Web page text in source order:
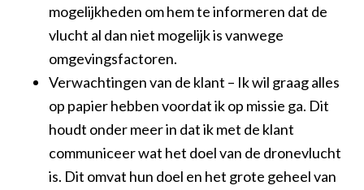
mogelijkheden om hem te informeren dat de
vlucht al dan niet mogelijk is vanwege
omgevingsfactoren.
Verwachtingen van de klant – Ik wil graag alles
op papier hebben voordat ik op missie ga. Dit
houdt onder meer in dat ik met de klant
communiceer wat het doel van de dronevlucht
is. Dit omvat hun doel en het grote geheel van